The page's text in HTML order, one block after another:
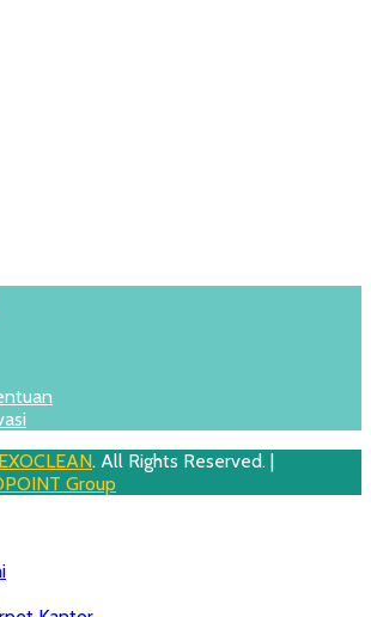
EXOCLEAN. All Rights Reserved. |
Group